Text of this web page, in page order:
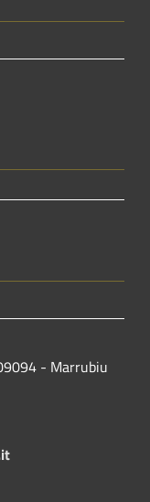
- Marrubiu